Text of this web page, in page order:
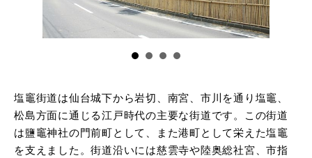
塩竈街道は仙台城下から岩切、南宮、市川を通り塩竈、
松島方面に通じる江戸時代の主要な街道です。この街道
は鹽竈神社の門前町として、また港町として栄えた塩竈
を支えました。街道沿いには慈雲寺や陸奥総社宮、市指